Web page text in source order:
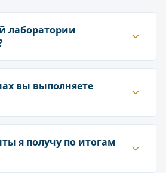
лаборатории
аккредитована в
Росаккредитации. Наши
принимаются
государственной
вы выполняете
территории России. У нас
и партнёрских
позволяет организовать
я получу по итогам